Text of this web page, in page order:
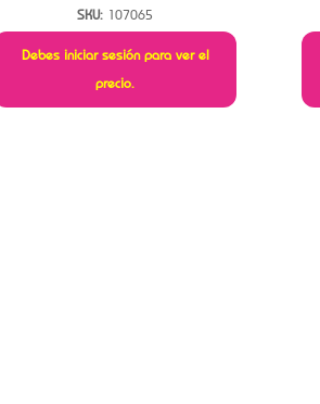
SKU: 107065
Debes iniciar sesión para ver el
precio.